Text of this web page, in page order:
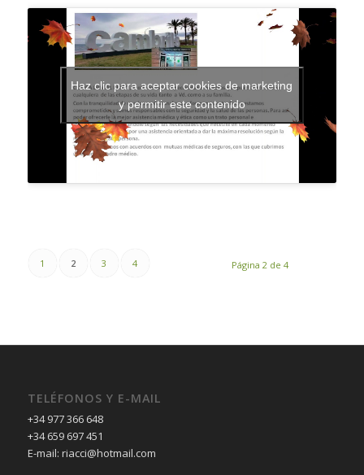
Haz clic para aceptar cookies de marketing
y permitir este contenido
Página 2 de 4
1 2 3 4
TELÉFONOS Y E-MAIL
+34 977 366 648
+34 659 697 451
E-mail: riacci@hotmail.com